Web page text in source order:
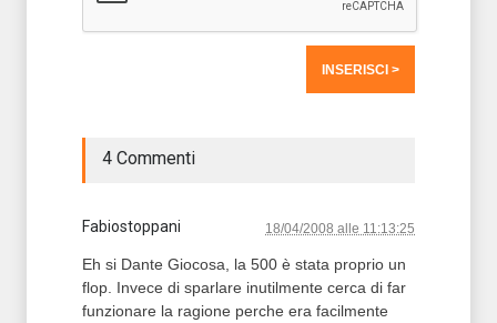
4 Commenti
Fabiostoppani 18/04/2008 alle 11:13:25
Eh si Dante Giocosa, la 500 è stata proprio un
flop. Invece di sparlare inutilmente cerca di far
funzionare la ragione perche era facilmente